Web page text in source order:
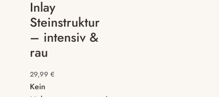
Inlay
Steinstruktur
– intensiv &
rau
29,99 €
Kein